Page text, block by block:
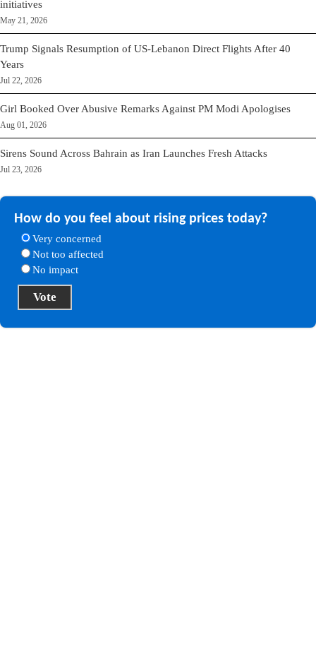
initiatives
May 21, 2026
Trump Signals Resumption of US-Lebanon Direct Flights After 40
Years
Jul 22, 2026
Girl Booked Over Abusive Remarks Against PM Modi Apologises
Aug 01, 2026
Sirens Sound Across Bahrain as Iran Launches Fresh Attacks
Jul 23, 2026
How do you feel about rising prices today?
Very concerned
Not too affected
No impact